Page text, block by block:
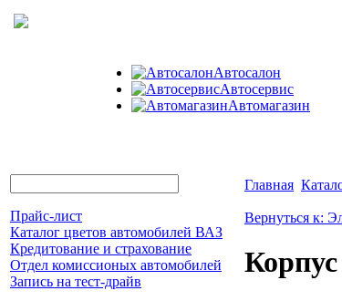
Автосалон
Автосервис
Автомагазин
Прайс-лист
Каталог цветов автомобилей ВАЗ
Кредитование и страхование
Отдел комиссионых автомобилей
Запись на тест-драйв
Главная
Вернуться к: